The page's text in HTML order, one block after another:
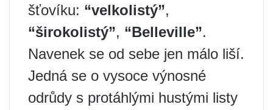
šťovíku: “velkolistý”,
“širokolistý”, “Belleville”.
Navenek se od sebe jen málo liší.
Jedná se o vysoce výnosné
odrůdy s protáhlými hustými listy